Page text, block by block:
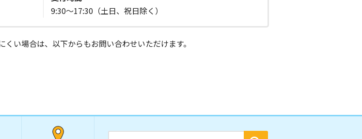
9:30～17:30（土日、祝日除く）
い場合は、以下からもお問い合わせいただけます。